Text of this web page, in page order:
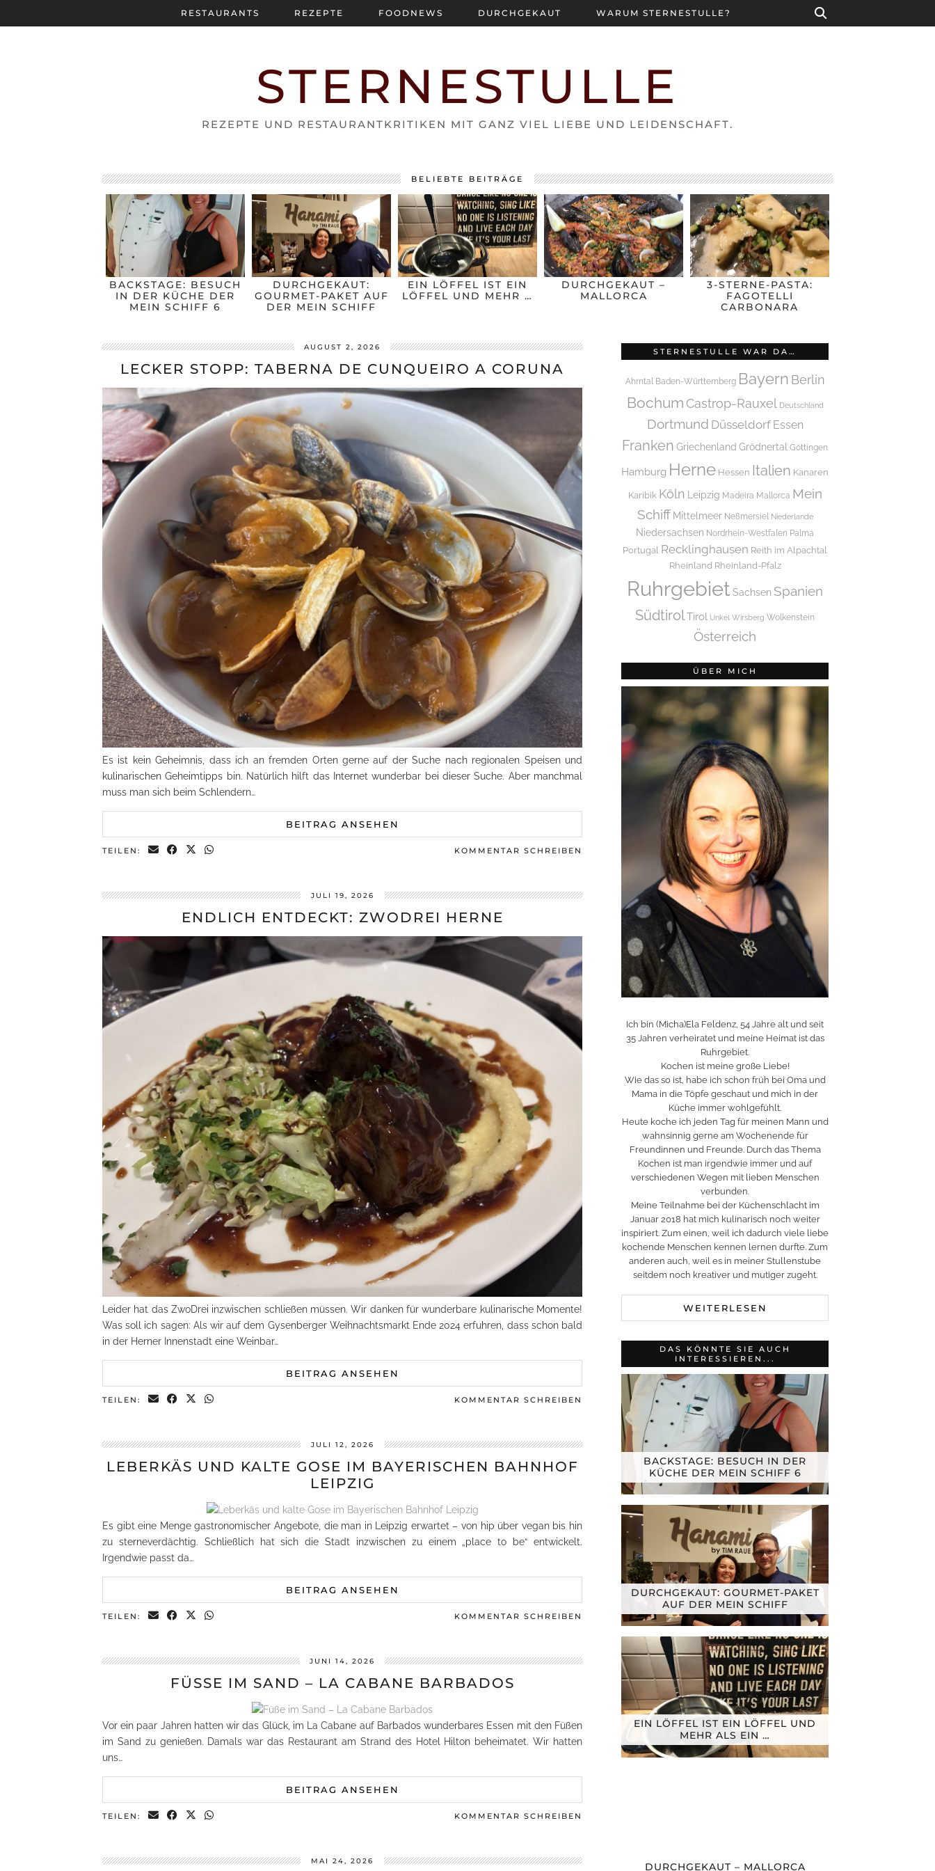
STERNESTULLE
REZEPTE UND RESTAURANTKRITIKEN MIT GANZ VIEL LIEBE UND LEIDENSCHAFT.
RESTAURANTS REZEPTE FOODNEWS DURCHGEKAUT WARUM STERNESTULLE?
BELIEBTE BEITRÄGE
BACKSTAGE: BESUCH
IN DER KÜCHE DER
MEIN SCHIFF 6
DURCHGEKAUT:
GOURMET-PAKET AUF
DER MEIN SCHIFF
EIN LÖFFEL IST EIN
LÖFFEL UND MEHR …
DURCHGEKAUT –
MALLORCA
3-STERNE-PASTA:
FAGOTELLI
CARBONARA
AUGUST 2, 2026
LECKER STOPP: TABERNA DE CUNQUEIRO A CORUNA
Es ist kein Geheimnis, dass ich an fremden Orten gerne auf der Suche nach regionalen Speisen und
kulinarischen Geheimtipps bin. Natürlich hilft das Internet wunderbar bei dieser Suche. Aber manchmal
muss man sich beim Schlendern…
BEITRAG ANSEHEN
TEILEN: KOMMENTAR SCHREIBEN
JULI 19, 2026
ENDLICH ENTDECKT: ZWODREI HERNE
Leider hat das ZwoDrei inzwischen schließen müssen. Wir danken für wunderbare kulinarische Momente!
Was soll ich sagen: Als wir auf dem Gysenberger Weihnachtsmarkt Ende 2024 erfuhren, dass schon bald
in der Herner Innenstadt eine Weinbar…
BEITRAG ANSEHEN
TEILEN: KOMMENTAR SCHREIBEN
JULI 12, 2026
LEBERKÄS UND KALTE GOSE IM BAYERISCHEN BAHNHOF
LEIPZIG
Es gibt eine Menge gastronomischer Angebote, die man in Leipzig erwartet – von hip über vegan bis hin
zu sterneverdächtig. Schließlich hat sich die Stadt inzwischen zu einem „place to be“ entwickelt.
Irgendwie passt da…
BEITRAG ANSEHEN
TEILEN: KOMMENTAR SCHREIBEN
JUNI 14, 2026
FÜSSE IM SAND – LA CABANE BARBADOS
Vor ein paar Jahren hatten wir das Glück, im La Cabane auf Barbados wunderbares Essen mit den Füßen
im Sand zu genießen. Damals war das Restaurant am Strand des Hotel Hilton beheimatet. Wir hatten
uns…
BEITRAG ANSEHEN
TEILEN: KOMMENTAR SCHREIBEN
MAI 24, 2026
STERNESTULLE WAR DA…
Ahrntal Baden-Württemberg Bayern Berlin
Bochum Castrop-Rauxel Deutschland
Dortmund Düsseldorf Essen
Franken Griechenland Grödnertal Göttingen
Hamburg Herne Hessen Italien Kanaren
Karibik Köln Leipzig Madeira Mallorca Mein
Schiff Mittelmeer Neßmersiel Niederlande
Niedersachsen Nordrhein-Westfalen Palma
Portugal Recklinghausen Reith im Alpachtal
Rheinland Rheinland-Pfalz
Ruhrgebiet Sachsen Spanien
SüdtirolTirol Unkel Wirsberg Wolkenstein
Österreich
ÜBER MICH
Ich bin (Micha)Ela Feldenz, 54 Jahre alt und seit
35 Jahren verheiratet und meine Heimat ist das
Ruhrgebiet.
Kochen ist meine große Liebe!
Wie das so ist, habe ich schon früh bei Oma und
Mama in die Töpfe geschaut und mich in der
Küche immer wohlgefühlt.
Heute koche ich jeden Tag für meinen Mann und
wahnsinnig gerne am Wochenende für
Freundinnen und Freunde. Durch das Thema
Kochen ist man irgendwie immer und auf
verschiedenen Wegen mit lieben Menschen
verbunden.
Meine Teilnahme bei der Küchenschlacht im
Januar 2018 hat mich kulinarisch noch weiter
inspiriert. Zum einen, weil ich dadurch viele liebe
kochende Menschen kennen lernen durfte. Zum
anderen auch, weil es in meiner Stullenstube
seitdem noch kreativer und mutiger zugeht.
WEITERLESEN
DAS KÖNNTE SIE AUCH
INTERESSIEREN...
BACKSTAGE: BESUCH IN DER
KÜCHE DER MEIN SCHIFF 6
DURCHGEKAUT: GOURMET-PAKET
AUF DER MEIN SCHIFF
EIN LÖFFEL IST EIN LÖFFEL UND
MEHR ALS EIN …
DURCHGEKAUT – MALLORCA